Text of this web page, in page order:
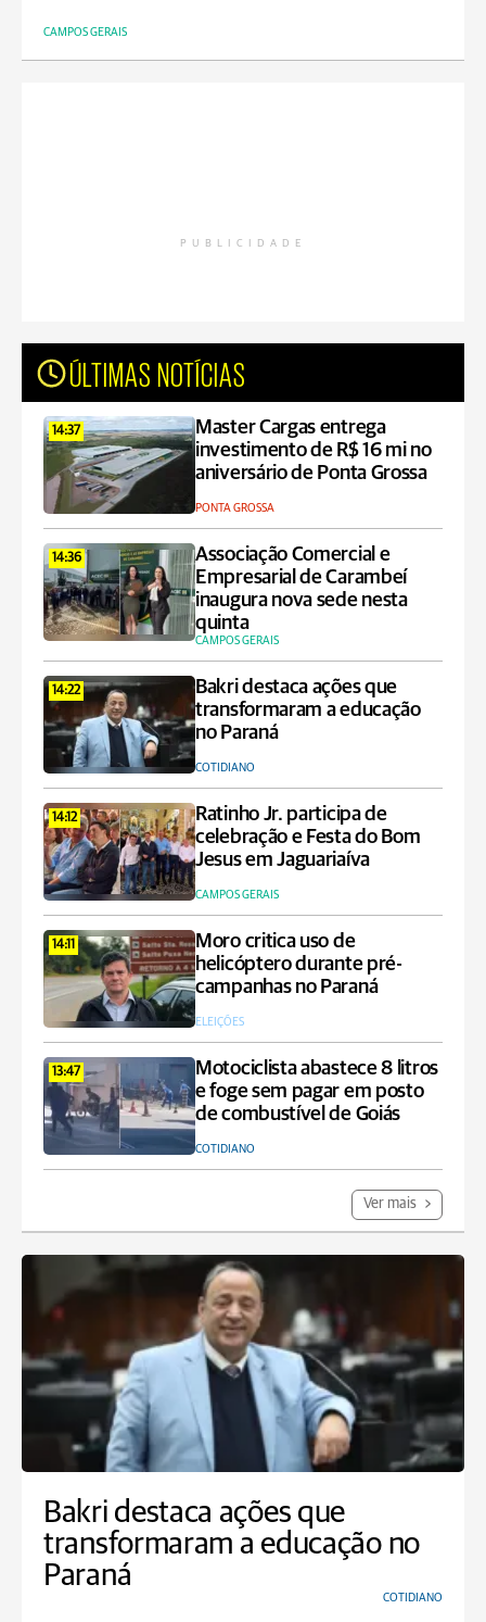
CAMPOS GERAIS
PUBLICIDADE
ÚLTIMAS NOTÍCIAS
14:37
Master Cargas entrega
investimento de R$ 16 mi no
aniversário de Ponta Grossa
PONTA GROSSA
14:36
Associação Comercial e
Empresarial de Carambeí
inaugura nova sede nesta
quinta
CAMPOS GERAIS
14:22
Bakri destaca ações que
transformaram a educação
no Paraná
COTIDIANO
14:12
Ratinho Jr. participa de
celebração e Festa do Bom
Jesus em Jaguariaíva
CAMPOS GERAIS
14:11
Moro critica uso de
helicóptero durante pré-
campanhas no Paraná
ELEIÇÕES
13:47
Motociclista abastece 8 litros
e foge sem pagar em posto
de combustível de Goiás
COTIDIANO
Ver mais
Bakri destaca ações que
transformaram a educação no
Paraná
COTIDIANO